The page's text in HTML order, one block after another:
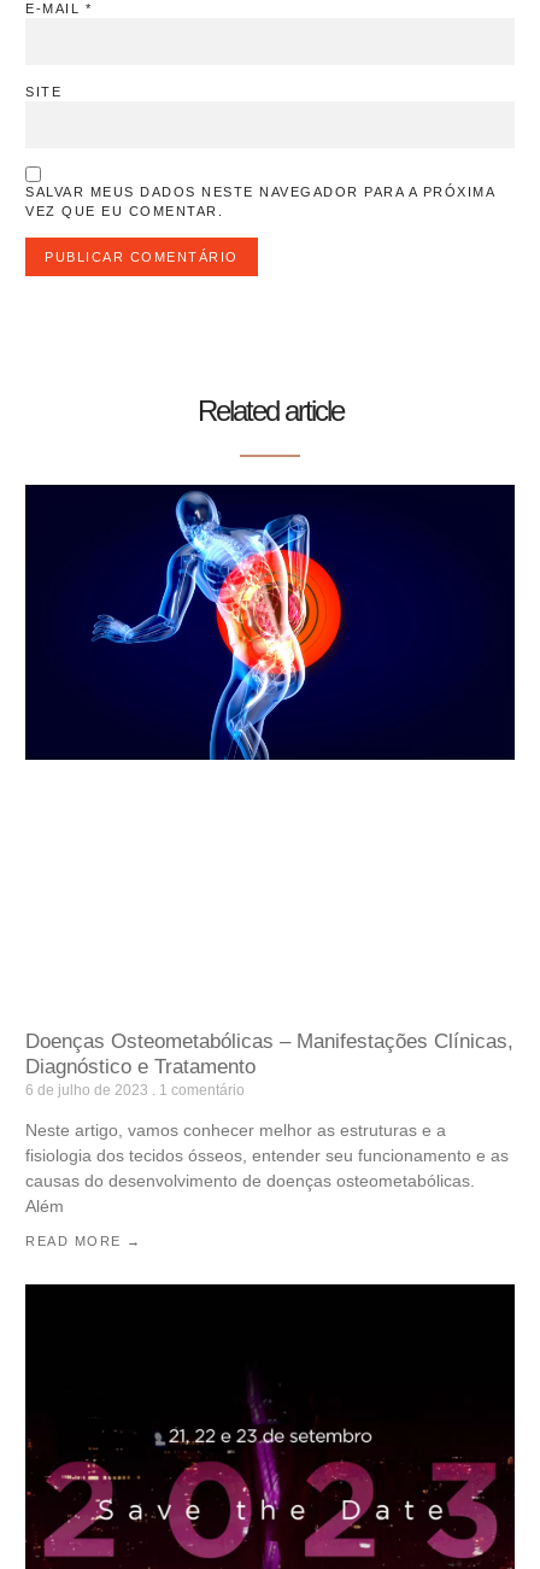
E-MAIL *
SITE
SALVAR MEUS DADOS NESTE NAVEGADOR PARA A PRÓXIMA
VEZ QUE EU COMENTAR.
Related article
Doenças Osteometabólicas – Manifestações Clínicas,
Diagnóstico e Tratamento
6 de julho de 2023 1 comentário
Neste artigo, vamos conhecer melhor as estruturas e a
fisiologia dos tecidos ósseos, entender seu funcionamento e as
causas do desenvolvimento de doenças osteometabólicas.
Além
READ MORE →